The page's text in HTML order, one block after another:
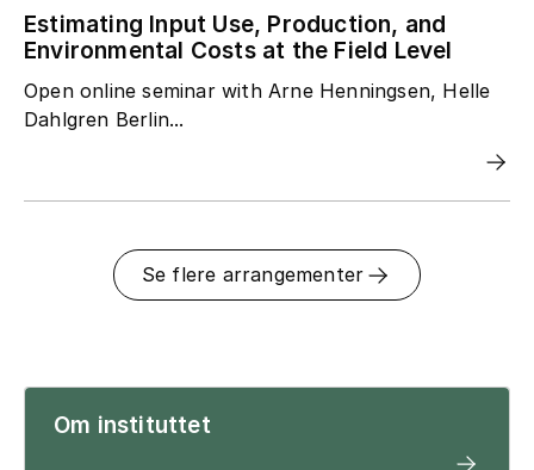
Estimating Input Use, Production, and
Environmental Costs at the Field Level
Open online seminar with Arne Henningsen, Helle
Dahlgren Berlin...
Se flere arrangementer
Om instituttet